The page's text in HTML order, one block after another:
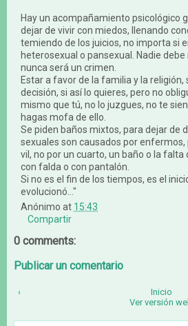
Hay un acompañamiento psicológico
dejar de vivir con miedos, llenando
temiendo de los juicios, no importa si
heterosexual o pansexual. Nadie
nunca será un crimen.
Estar a favor de la familia y la religión,
decisión, si así lo quieres, pero no
mismo que tú, no lo juzgues, no te
hagas mofa de ello.
Se piden baños mixtos, para dejar de
sexuales son causados por
vil, no por un cuarto, un baño o la
con falda o con pantalón.
Si no es el fin de los tiempos, es el
evolucionó..."
Anónimo at 15:43
Compartir
0 comments:
Publicar un comentario
‹
Inicio
Ver versión